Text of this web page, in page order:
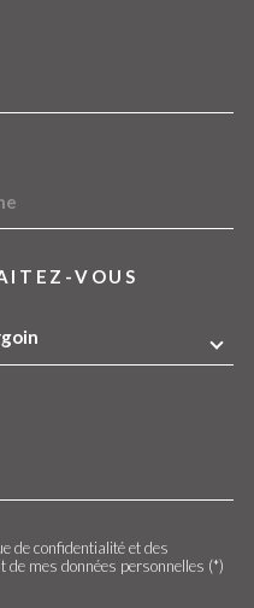
VOUS
de confidentialité et des
mes données personnelles (*)